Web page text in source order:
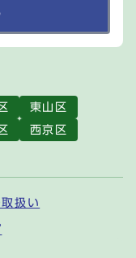
東山区
西京区
扱い